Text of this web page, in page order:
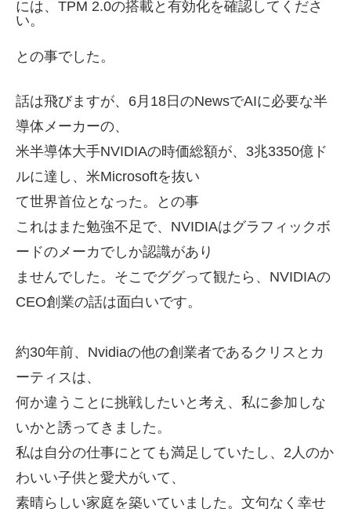
には、TPM 2.0の搭載と有効化を確認してくださ
い。
との事でした。
話は飛びますが、 6月18日のNewsでAIに必要な半
導体メーカーの、
米半導体大手NVIDIAの時価総額が、3兆3350億ド
ルに達し、米Microsoftを抜い
て世界首位となった。との事
これはまた勉強不足で、NVIDIAはグラフィックボ
ードのメーカでしか認識があり
ませんでした。そこでググって観たら、 NVIDIAの
CEO創業の話は面白いです。
約30年前、Nvidiaの他の創業者であるクリスとカ
ーティスは、
何か違うことに挑戦したいと考え、私に参加しな
いかと誘ってきました。
私は自分の仕事にとても満足していたし、2人のか
わいい子供と愛犬がいて、
素晴らしい家庭を築いていました。文句なく幸せ